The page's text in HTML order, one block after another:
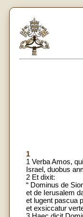
1
1 Verba Amos,
Israel, duobus
2 Et dixit:
“ Dominus de
et de Ierusalem
et lugent pascua
et exsiccatur